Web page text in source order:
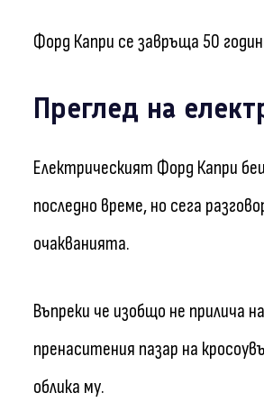
Форд Капри се завръща 50
Преглед на
Електрическият Форд Капри
последно време, но сега
очакванията.
Въпреки че изобщо не прилича
пренаситения пазар на
облика му.